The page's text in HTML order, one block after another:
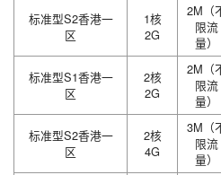
标准型S2香港一
区
1核
2G
2M（
限流
量）
标准型S1香港一
区
2核
2G
2M（
限流
量）
标准型S2香港一
区
2核
4G
3M（
限流
量）